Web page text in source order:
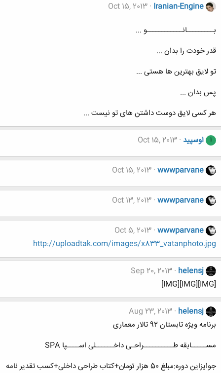
Iranian-Engine
Oct 15, 2013
بـــــــــانــــــــــــو ...
قدر خودت را بدان ...
تو لایق بهترین ها هستی ...
پس بدان ...
هر کسی لایق دوست داشتن های تو نیست ...
ا اوسپید Oct 15, 2013
wwwparvane
Oct 15, 2013
wwwparvane
Oct 13, 2013
wwwparvane
Oct 5, 2013
http://uploadtak.com/images/x833_vatanphoto.jpg
helensj
Sep 20, 2013
[IMG][IMG][IMG]
helensj
Aug 23, 2013
برنامه ویژه تابستان 92 تالار معماری
مســـــابقه طــــــــــراحـی داخــــــلی اســــپا SPA
جوایزاین دوره:مبلغ 50 هزار تومان+کتاب طراحی داخلی+کسب تقدیر نامه